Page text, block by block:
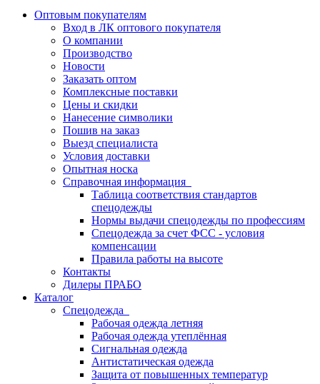
Оптовым покупателям
Вход в ЛК оптового покупателя
О компании
Производство
Новости
Заказать оптом
Комплексные поставки
Цены и скидки
Нанесение символики
Пошив на заказ
Выезд специалиста
Условия доставки
Опытная носка
Справочная информация
Таблица соответствия стандартов
спецодежды
Нормы выдачи спецодежды по профессиям
Спецодежда за счет ФСС - условия
компенсации
Правила работы на высоте
Контакты
Дилеры ПРАБО
Каталог
Спецодежда
Рабочая одежда летняя
Рабочая одежда утеплённая
Сигнальная одежда
Антистатическая одежда
Защита от повышенных температур